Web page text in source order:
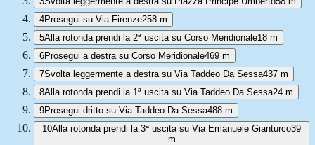
4Prosegui su Via Firenze258 m
5Alla rotonda prendi la 2ª uscita su Corso Meridionale18 m
6Prosegui a destra su Corso Meridionale469 m
7Svolta leggermente a destra su Via Taddeo Da Sessa437 m
8Alla rotonda prendi la 1ª uscita su Via Taddeo Da Sessa24 m
9Prosegui dritto su Via Taddeo Da Sessa488 m
10Alla rotonda prendi la 3ª uscita su Via Emanuele Gianturco39
m